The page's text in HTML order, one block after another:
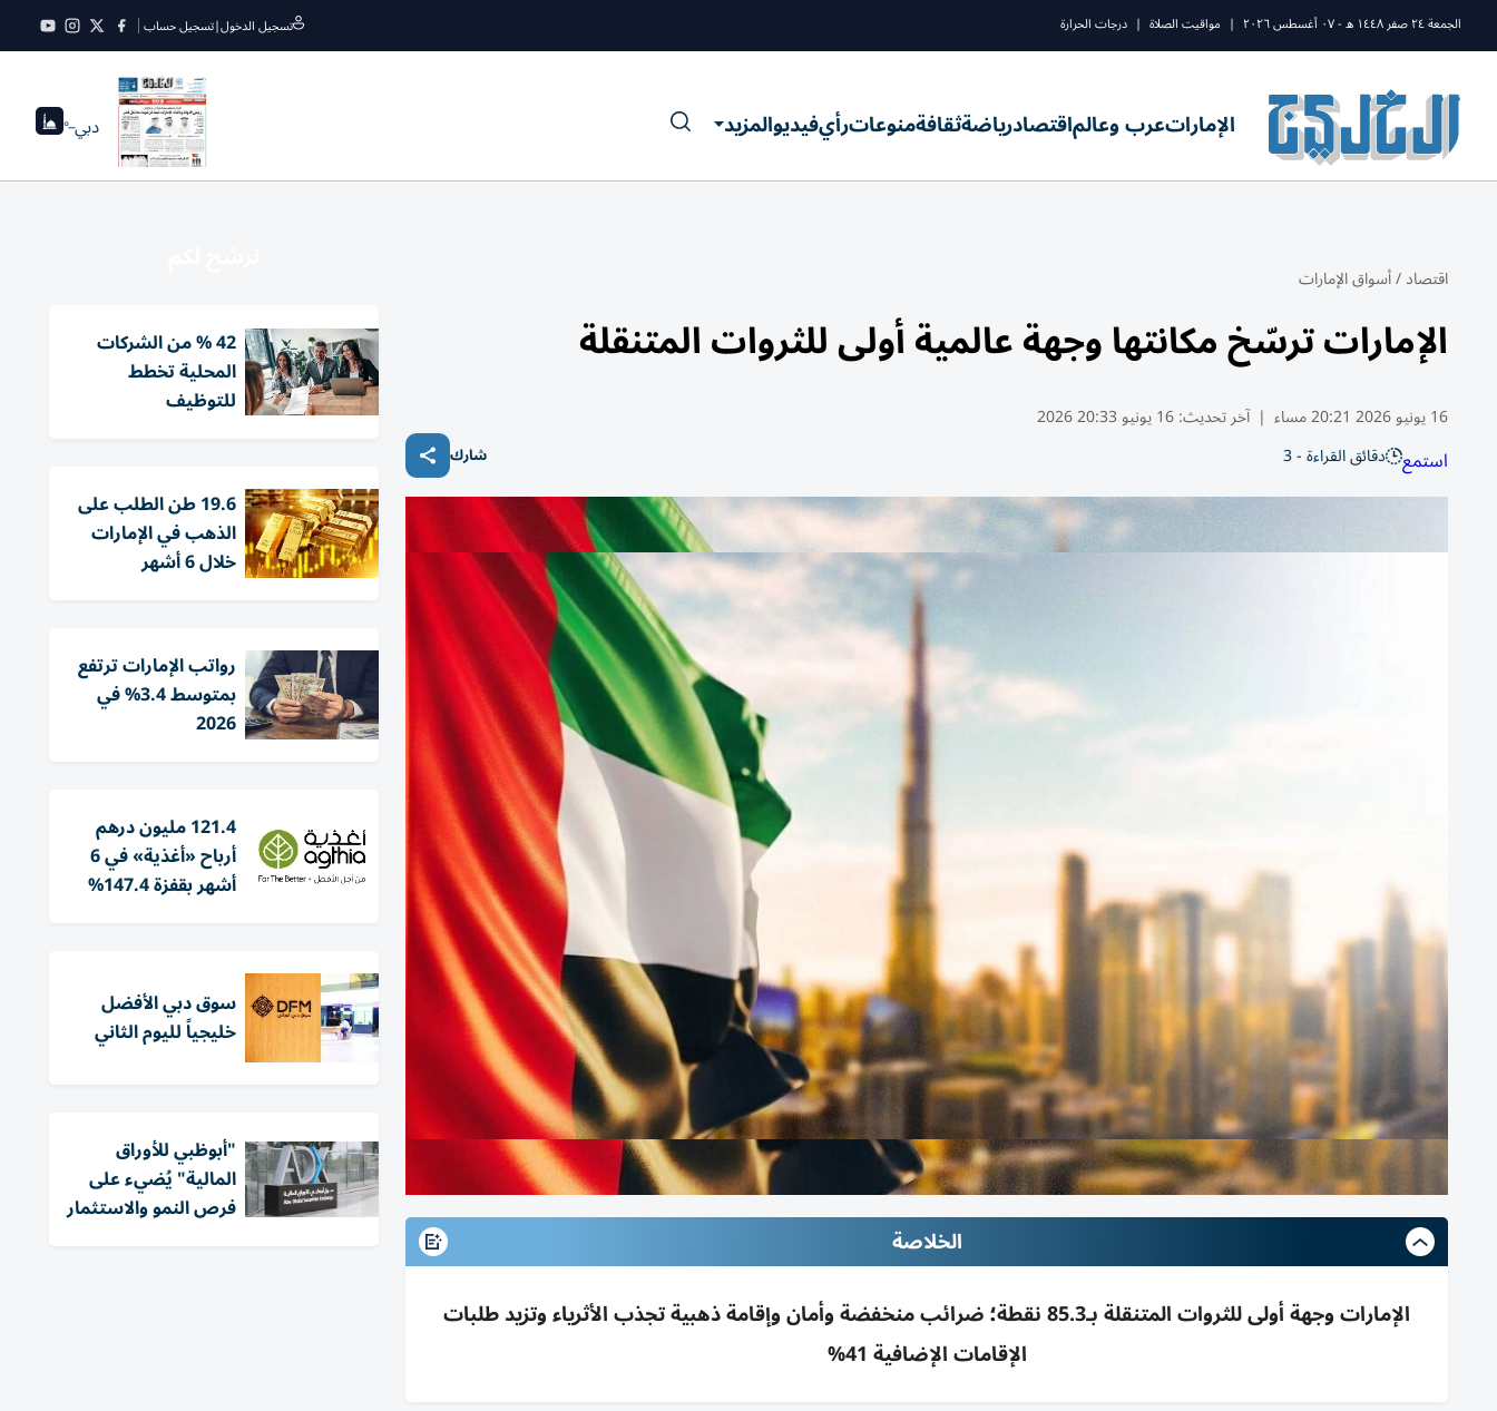
الجمعة ٢٤ صفر ١٤٤٨ ه - ٠٧ أغسطس ٢٠٢٦ | مواقيت الصلاة | درجات الحرارة تسجيل الدخول|تسجيل حساب
الإماراتعرب وعالماقتصادرياضةثقافةمنوعاترأيفيديوالمزيد دبي--°
اقتصاد/أسواق الإمارات
الإمارات ترسّخ مكانتها وجهة عالمية أولى للثروات المتنقلة
16 يونيو 2026 20:21 مساء | آخر تحديث:16 يونيو 20:33 2026
استمع دقائق القراءة - 3 شارك
الخلاصة
الإمارات وجهة أولى للثروات المتنقلة بـ85.3 نقطة؛ ضرائب منخفضة وأمان وإقامة ذهبية تجذب الأثرياء وتزيد طلبات
الإقامات الإضافية 41%
42 % من الشركات
المحلية تخطط
للتوظيف
19.6 طن الطلب على
الذهب في الإمارات
خلال 6 أشهر
رواتب الإمارات ترتفع
بمتوسط 3.4% في
2026
121.4 مليون درهم
أرباح «أغذية» في 6
أشهر بقفزة 147.4%
سوق دبي الأفضل
خليجياً لليوم الثاني
"أبوظبي للأوراق
المالية" يُضيء على
فرص النمو والاستثمار